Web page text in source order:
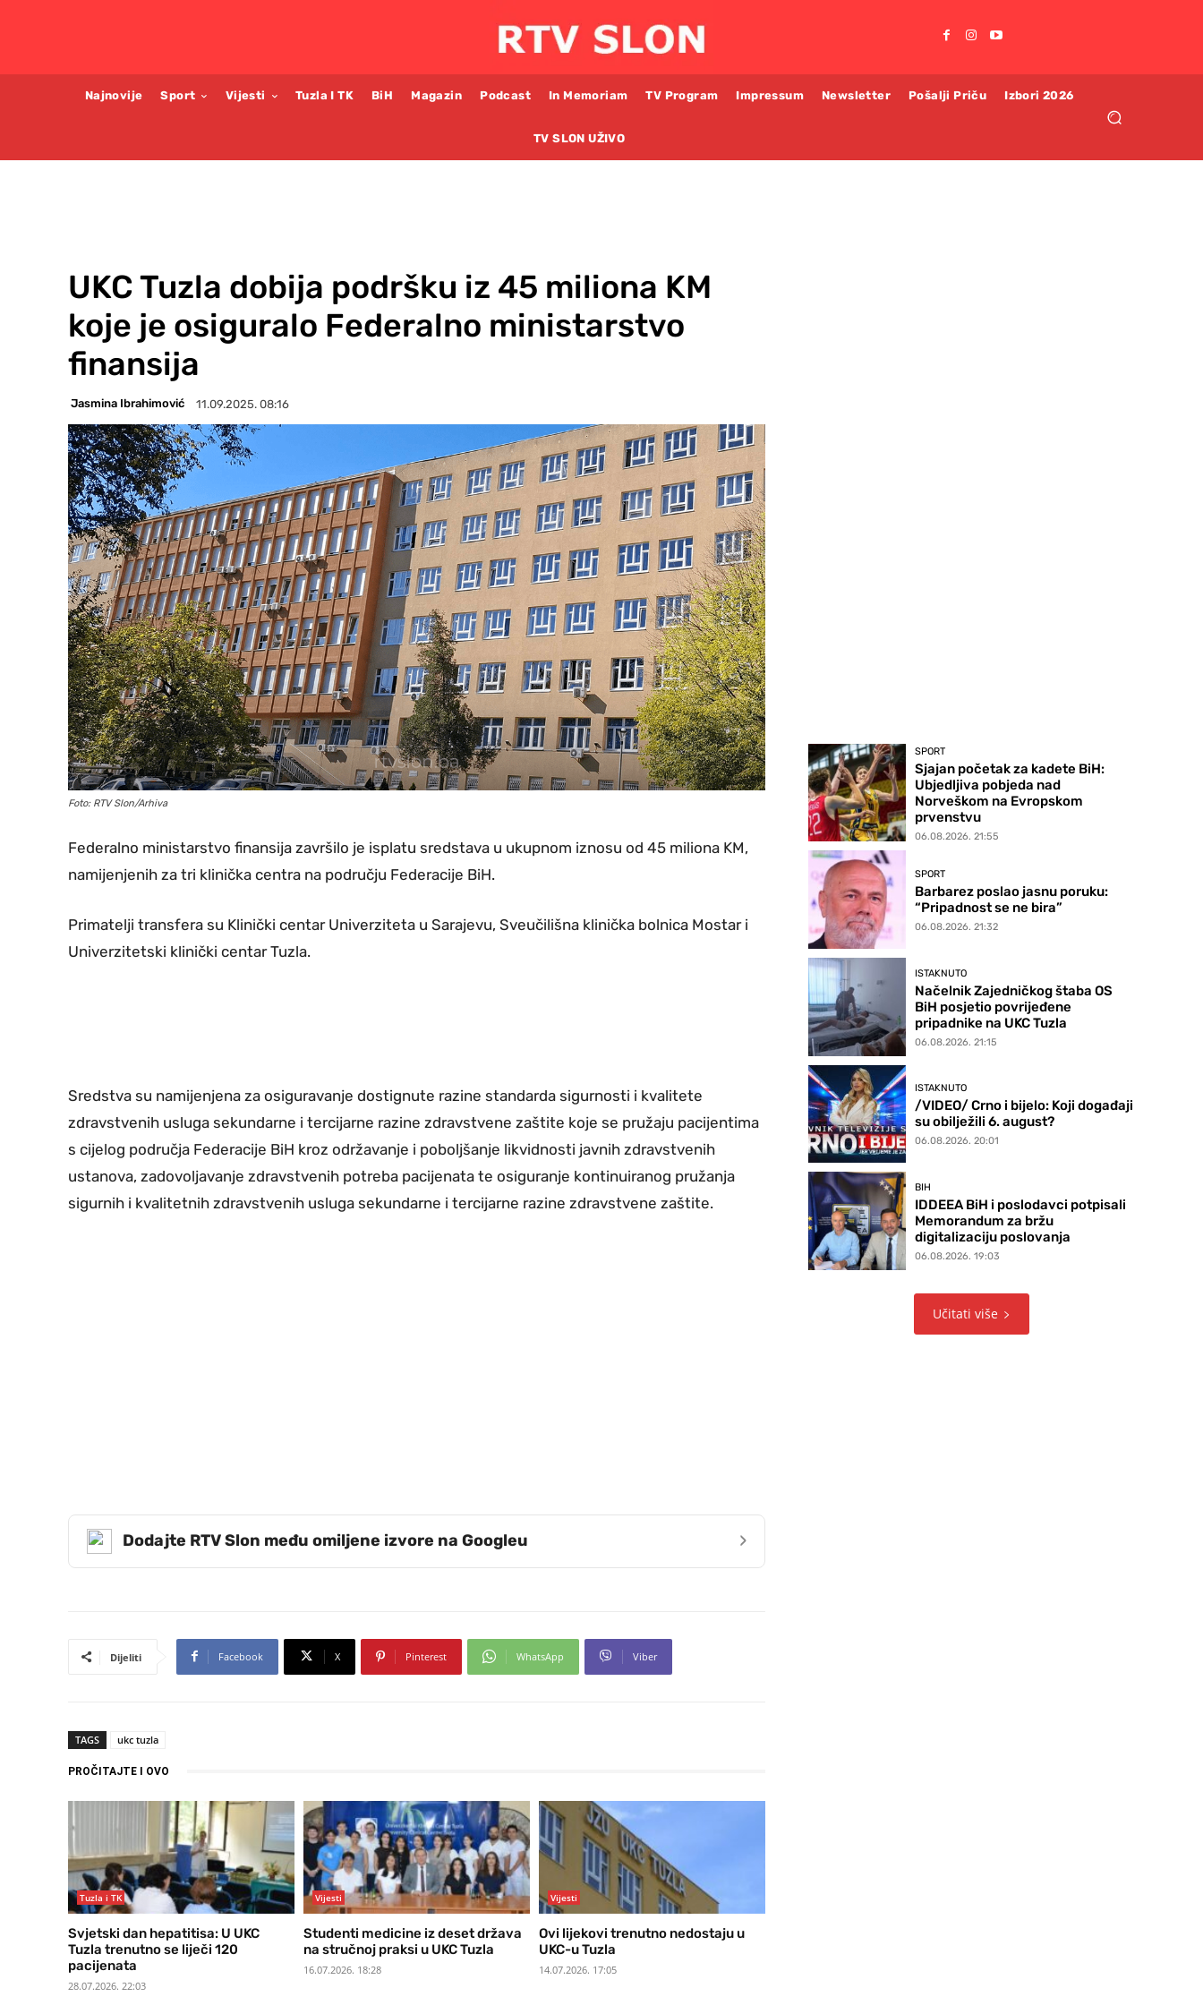
Najnovije Sport Vijesti Tuzla I TK BiH Magazin Podcast In Memoriam TV Program Impressum Newsletter Pošalji Priču Izbori 2026
TV SLON UŽIVO
UKC Tuzla dobija podršku iz 45 miliona KM
koje je osiguralo Federalno ministarstvo
finansija
Jasmina Ibrahimović 11.09.2025. 08:16
Foto: RTV Slon/Arhiva
Federalno ministarstvo finansija završilo je isplatu sredstava u ukupnom iznosu od 45 miliona KM,
namijenjenih za tri klinička centra na području Federacije BiH.
Primatelji transfera su Klinički centar Univerziteta u Sarajevu, Sveučilišna klinička bolnica Mostar i
Univerzitetski klinički centar Tuzla.
Sredstva su namijenjena za osiguravanje dostignute razine standarda sigurnosti i kvalitete
zdravstvenih usluga sekundarne i tercijarne razine zdravstvene zaštite koje se pružaju pacijentima
s cijelog područja Federacije BiH kroz održavanje i poboljšanje likvidnosti javnih zdravstvenih
ustanova, zadovoljavanje zdravstvenih potreba pacijenata te osiguranje kontinuiranog pružanja
sigurnih i kvalitetnih zdravstvenih usluga sekundarne i tercijarne razine zdravstvene zaštite.
Dodajte RTV Slon među omiljene izvore na Googleu ›
Dijeliti Facebook X Pinterest WhatsApp Viber
TAGS ukc tuzla
PROČITAJTE I OVO
Tuzla i TK
Svjetski dan hepatitisa: U UKC
Tuzla trenutno se liječi 120
pacijenata
28.07.2026. 22:03
Vijesti
Studenti medicine iz deset država
na stručnoj praksi u UKC Tuzla
16.07.2026. 18:28
Vijesti
Ovi lijekovi trenutno nedostaju u
UKC-u Tuzla
14.07.2026. 17:05
SPORT
Sjajan početak za kadete BiH:
Ubjedljiva pobjeda nad
Norveškom na Evropskom
prvenstvu
06.08.2026. 21:55
SPORT
Barbarez poslao jasnu poruku:
“Pripadnost se ne bira”
06.08.2026. 21:32
ISTAKNUTO
Načelnik Zajedničkog štaba OS
BiH posjetio povrijeđene
pripadnike na UKC Tuzla
06.08.2026. 21:15
ISTAKNUTO
/VIDEO/ Crno i bijelo: Koji događaji
su obilježili 6. august?
06.08.2026. 20:01
BIH
IDDEEA BiH i poslodavci potpisali
Memorandum za bržu
digitalizaciju poslovanja
06.08.2026. 19:03
Učitati više